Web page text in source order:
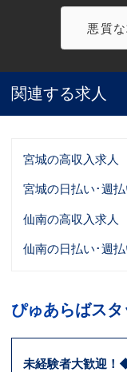
悪質
関連する求人
宮城の高収入求人
宮城の日払い･週
仙南の高収入求人
仙南の日払い･週
ぴゅあらばス
未経験者大歓迎